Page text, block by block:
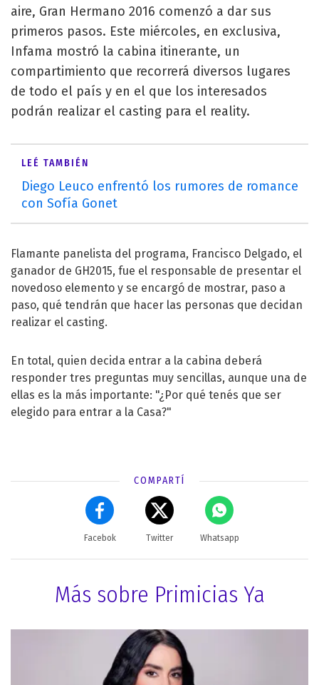
aire, Gran Hermano 2016 comenzó a dar sus
primeros pasos. Este miércoles, en exclusiva,
Infama mostró la cabina itinerante, un
compartimiento que recorrerá diversos lugares
de todo el país y en el que los interesados
podrán realizar el casting para el reality.
LEÉ TAMBIÉN
Diego Leuco enfrentó los rumores de romance
con Sofía Gonet
Flamante panelista del programa, Francisco Delgado, el
ganador de GH2015, fue el responsable de presentar el
novedoso elemento y se encargó de mostrar, paso a
paso, qué tendrán que hacer las personas que decidan
realizar el casting.
En total, quien decida entrar a la cabina deberá
responder tres preguntas muy sencillas, aunque una de
ellas es la más importante: "¿Por qué tenés que ser
elegido para entrar a la Casa?"
COMPARTÍ
Facebok Twitter Whatsapp
Más sobre Primicias Ya